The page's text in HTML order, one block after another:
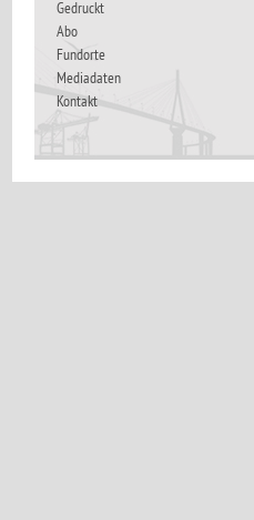
Gedruckt
Abo
Fundorte
Mediadaten
Kontakt